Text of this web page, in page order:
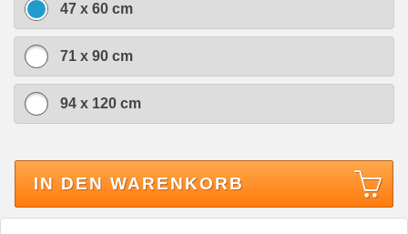
47 x 60 cm
71 x 90 cm
94 x 120 cm
IN DEN WARENKORB